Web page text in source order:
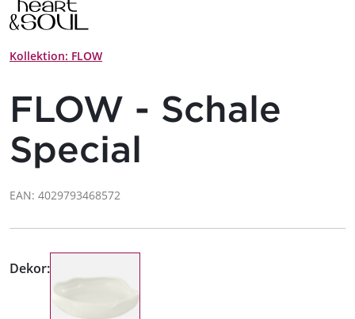
Kollektion: FLOW
FLOW - Schale
Special
EAN: 4029793468572
Dekor: